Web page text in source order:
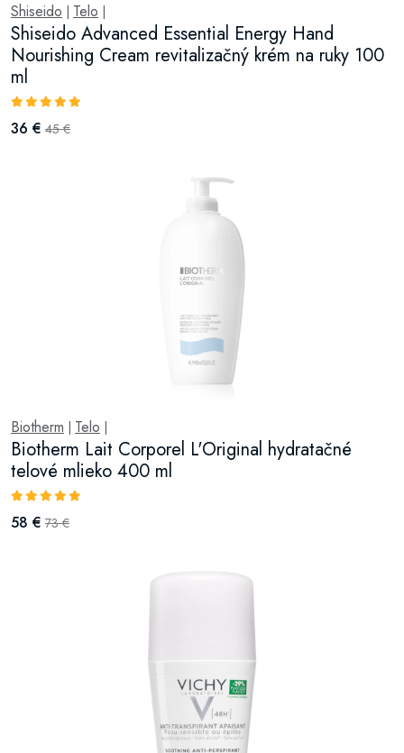
Shiseido Telo
Shiseido Advanced Essential Energy Hand
Nourishing Cream revitalizačný krém na ruky 100
ml
36 € 45 €
Biotherm Telo
Biotherm Lait Corporel L'Original hydratačné
telové mlieko 400 ml
58 € 73 €